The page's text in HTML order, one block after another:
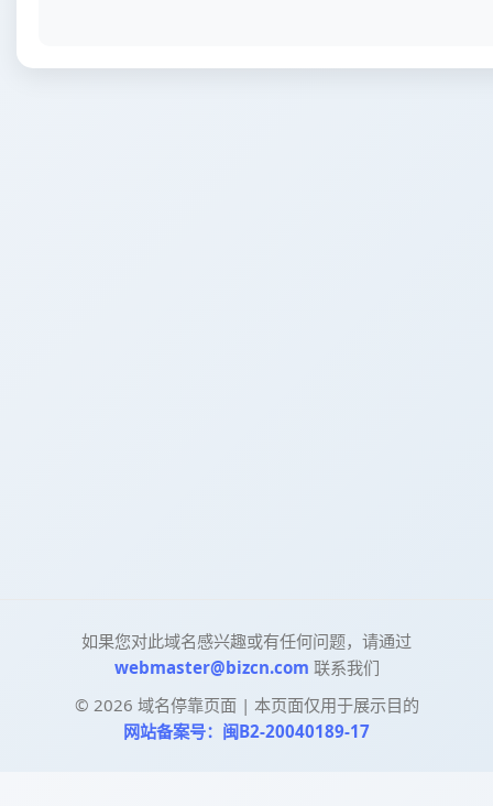
如果您对此域名感兴趣或有任何问题，请通过
webmaster@bizcn.com 联系我们
© 2026 域名停靠页面 | 本页面仅用于展示目的
网站备案号：闽B2-20040189-17